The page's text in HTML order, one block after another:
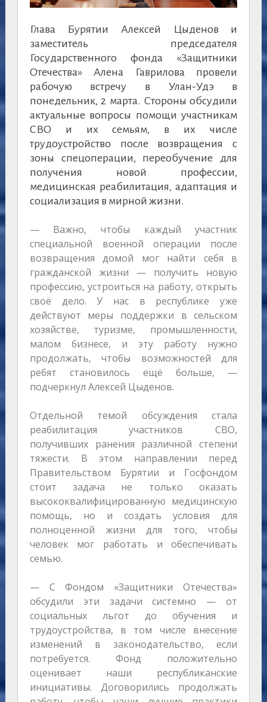
Глава Бурятии Алексей Цыденов и
заместитель председателя
Государственного фонда «Защитники
Отечества» Алена Гаврилова провели
рабочую встречу в Улан-Удэ в
понедельник, 2 марта. Стороны обсудили
актуальные вопросы помощи участникам
СВО и их семьям, в их числе
трудоустройство после возвращения с
зоны спецоперации, переобучение для
получения новой профессии,
медицинская реабилитация, адаптация и
социализация в мирной жизни.
— Важно, чтобы каждый участник
специальной военной операции после
возвращения домой мог найти себя в
гражданской жизни — получить новую
профессию, устроиться на работу, открыть
своё дело. У нас в республике уже
действуют меры поддержки в сельском
хозяйстве, туризме, промышленности,
малом бизнесе, и эту работу нужно
продолжать, чтобы возможностей для
ребят становилось ещё больше, —
подчеркнул Алексей Цыденов.
Отдельной темой обсуждения стала
реабилитация участников СВО,
получивших ранения различной степени
тяжести. В этом направлении перед
Правительством Бурятии и Госфондом
стоит задача не только оказать
высококвалифицированную медицинскую
помощь, но и создать условия для
полноценной жизни для того, чтобы
человек мог работать и обеспечивать
семью.
— С Фондом «Защитники Отечества»
обсудили эти задачи системно — от
социальных льгот до обучения и
трудоустройства, в том числе внесение
изменений в законодательство, если
потребуется. Фонд положительно
оценивает наши республиканские
инициативы. Договорились продолжать